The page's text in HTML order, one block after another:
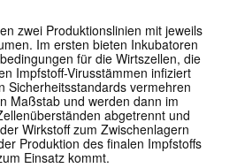
zwei Produktionslinien mit jeweils
Im ersten bieten Inkubatoren
für die Wirtszellen, die
Impfstoff-Virusstämmen infiziert
Sicherheitsstandards vermehren
Maßstab und werden dann im
abgetrennt und
Wirkstoff zum Zwischenlagern
Produktion des finalen Impfstoffs
Einsatz kommt.